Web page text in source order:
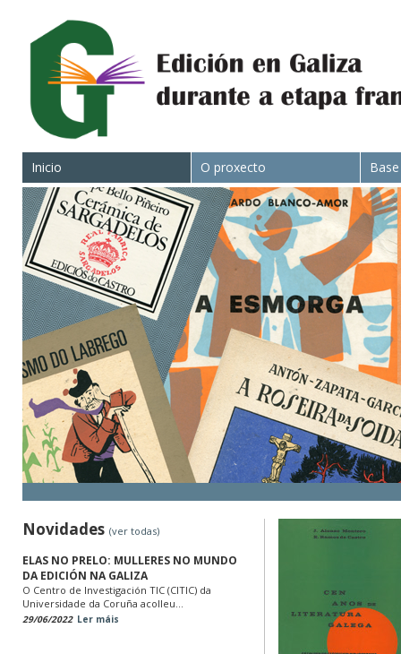
Inicio O proxecto
Novidades (ver todas)
ELAS NO PRELO: MULLERES NO MUNDO
DA EDICIÓN NA GALIZA
O Centro de Investigación TIC (CITIC) da
Universidade da Coruña acolleu...
29/06/2022 Ler máis